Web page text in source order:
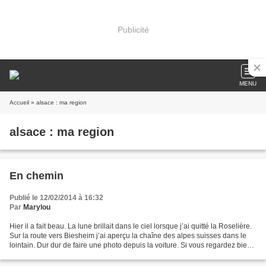
Publicité
MENU
Accueil » alsace : ma region
alsace : ma region
En chemin
Publié le 12/02/2014 à 16:32
Par Marylou
Hier il a fait beau. La lune brillait dans le ciel lorsque j’ai quitté la Roselière.
Sur la route vers Biesheim j’ai aperçu la chaîne des alpes suisses dans le
lointain. Dur dur de faire une photo depuis la voiture. Si vous regardez bien,